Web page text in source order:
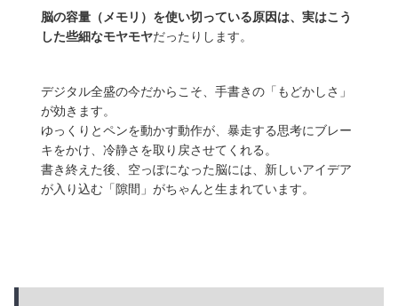
脳の容量（メモリ）を使い切っている原因は、実はこう
した些細なモヤモヤだったりします。
デジタル全盛の今だからこそ、手書きの「もどかしさ」
が効きます。
ゆっくりとペンを動かす動作が、暴走する思考にブレー
キをかけ、冷静さを取り戻させてくれる。
書き終えた後、空っぽになった脳には、新しいアイデア
が入り込む「隙間」がちゃんと生まれています。